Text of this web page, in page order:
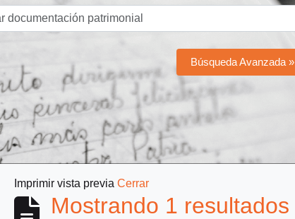
Búsqueda Avanzada »
Imprimir vista previa Cerrar
Mostrando 1 resultados